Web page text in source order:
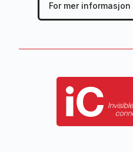
For mer informasjon